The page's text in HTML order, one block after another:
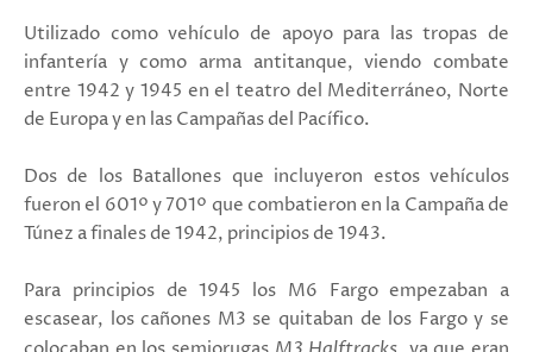
Utilizado como vehículo de apoyo para las tropas de
infantería y como arma antitanque, viendo combate
entre 1942 y 1945 en el teatro del Mediterráneo, Norte
de Europa y en las Campañas del Pacífico.
Dos de los Batallones que incluyeron estos vehículos
fueron el 601º y 701º que combatieron en la Campaña de
Túnez a finales de 1942, principios de 1943.
Para principios de 1945 los M6 Fargo empezaban a
escasear, los cañones M3 se quitaban de los Fargo y se